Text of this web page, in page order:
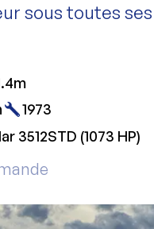
sous toutes ses
1973
3512STD (1073 HP)